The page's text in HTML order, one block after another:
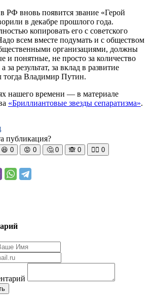
РФ вновь появится звание «Герой
в декабре прошлого года.
копировать его с советского
всем вместе подумать и с обществом
организациями, должны
и понятные, не просто за количество
за результат, за вклад в развитие
тогда Владимир Путин.
нашего времени — в материале
«Бриллиантовые звезды сепаратизма».
публикация?
😆 0 😡 0 🤔 0 🙈 0 🧘‍♀️ 0